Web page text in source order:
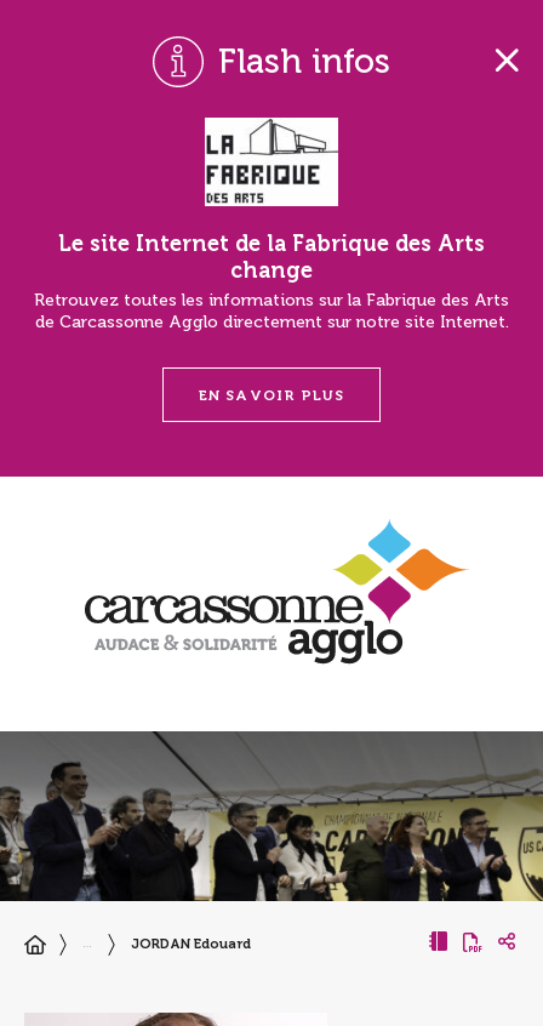
Flash infos
Le site Internet de la Fabrique des Arts
change
Retrouvez toutes les informations sur la Fabrique des Arts
de Carcassonne Agglo directement sur notre site Internet.
EN SAVOIR PLUS
… JORDAN Edouard